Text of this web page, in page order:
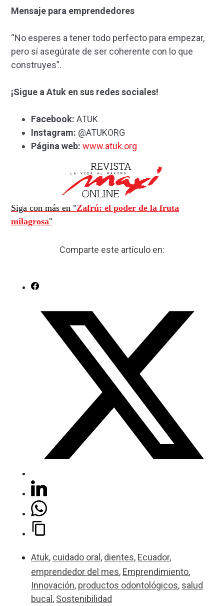
Mensaje para emprendedores
“No esperes a tener todo perfecto para empezar,
pero sí asegúrate de ser coherente con lo que
construyes”.
¡Sigue a Atuk en sus redes sociales!
Facebook: ATUK
Instagram: @ATUKORG
Página web: www.atuk.org
Siga con más en "Zafrú: el poder de la fruta
milagrosa"
Comparte este artículo en:
Atuk, cuidado oral , dientes, Ecuador,
emprendedor del mes, Emprendimiento,
Innovación, productos odontológicos, salud
bucal , Sostenibilidad